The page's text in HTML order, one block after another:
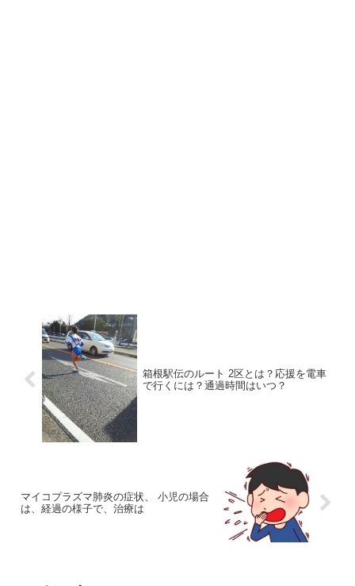
箱根駅伝のルート 2区とは？応援を電車
で行くには？通過時間はいつ？
マイコプラズマ肺炎の症状、 小児の場合
は、経過の様子で、治療は